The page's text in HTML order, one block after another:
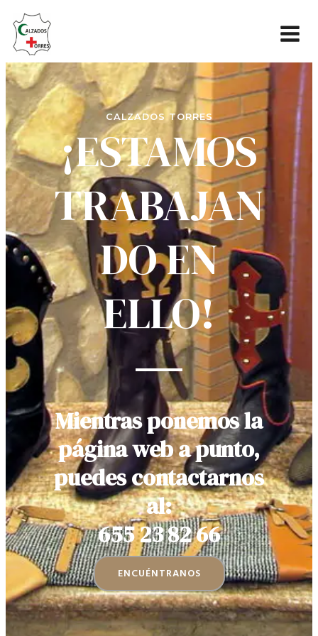
CALZADOS TORRES
¡ESTAMOS
TRABAJAN
DO EN
ELLO!
Mientras ponemos la
página web a punto,
puedes contactarnos
al:
655 23 82 66
ENCUÉNTRANOS